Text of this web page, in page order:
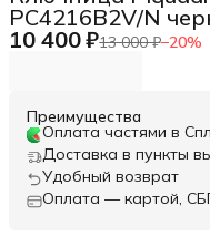
PC4216B2V/N
10 400 ₽13 000 ₽−20%
Преимущества
Оплата частями в
Доставка в пункты
Удобный возврат
Оплата — картой,